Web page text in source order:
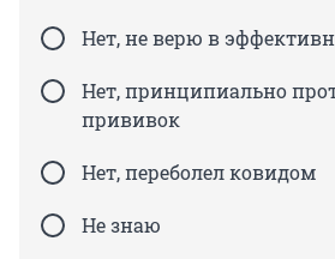
Нет, не верю в
Нет, принципиально
прививок
Нет, переболел ковидом
Не знаю